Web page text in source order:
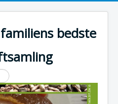
bedste